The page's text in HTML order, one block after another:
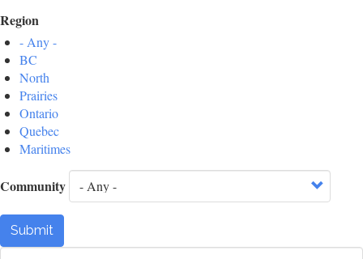
Region
- Any -
BC
North
Prairies
Ontario
Quebec
Maritimes
Community
Submit
Search